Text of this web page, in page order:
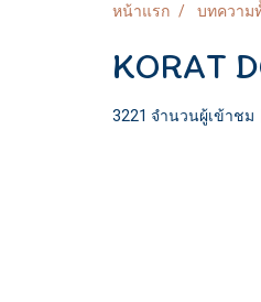
หน้าแรก บทความ
KORAT
3221 จำนวนผู้เข้าชม